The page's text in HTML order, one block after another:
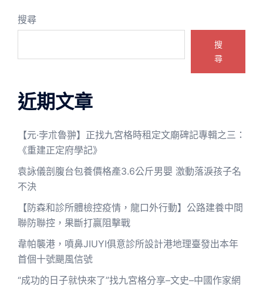
搜尋
搜
尋
近期文章
【元·孛朮魯翀】正找九宮格時租定文廟碑記專輯之三：
《重建正定府學記》
袁詠儀剖腹台包養價格產3.6公斤男嬰 激動落淚孩子名
不決
【防森和診所體檢控疫情，龍口外行動】公路建養中間
聯防聯控，果斷打贏阻擊戰
韋帕襲港，噴鼻JIUYI俱意診所設計港地理臺發出本年
首個十號颶風信號
“成功的日子就快來了”找九宮格分享–文史–中國作家網